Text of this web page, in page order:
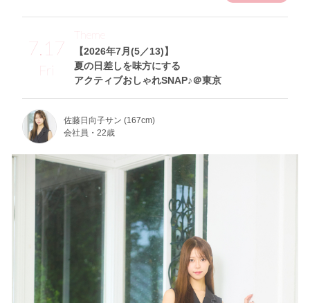
7.17
Fri
【2026年7月(5／13)】
夏の日差しを味方にする
アクティブおしゃれSNAP♪＠東京
Theme
佐藤日向子サン (167cm)
会社員・22歳